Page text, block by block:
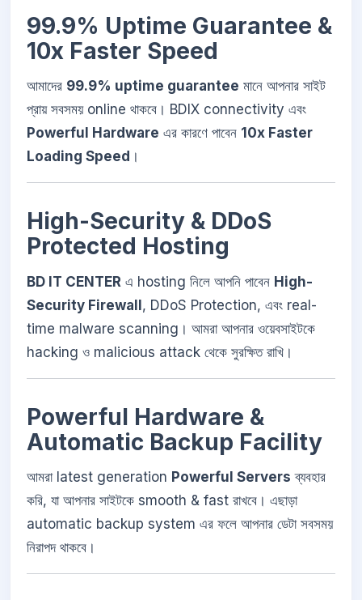
99.9% Uptime Guarantee &
10x Faster Speed
আমাদের 99.9% uptime guarantee মানে আপনার সাইট
প্রায় সবসময় online থাকবে। BDIX connectivity এবং
Powerful Hardware এর কারণে পাবেন 10x Faster
Loading Speed ।
High-Security & DDoS
Protected Hosting
BD IT CENTER এ hosting নিলে আপনি পাবেন High-
Security Firewall, DDoS Protection, এবং real-
time malware scanning। আমরা আপনার ওয়েবসাইটকে
hacking ও malicious attack থেকে সুরক্ষিত রাখি।
Powerful Hardware &
Automatic Backup Facility
আমরা latest generation Powerful Servers ব্যবহার
করি, যা আপনার সাইটকে smooth & fast রাখবে। এছাড়া
automatic backup system এর ফলে আপনার ডেটা সবসময়
নিরাপদ থাকবে।